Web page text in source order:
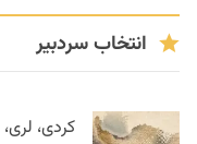
انتخاب سردبیر
کردی،